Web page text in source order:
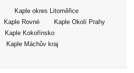
Kaple okres Litoměřice
Kaple Rovné
Kaple Okolí Prahy
Kaple Kokořínsko
Kaple Máchův kraj